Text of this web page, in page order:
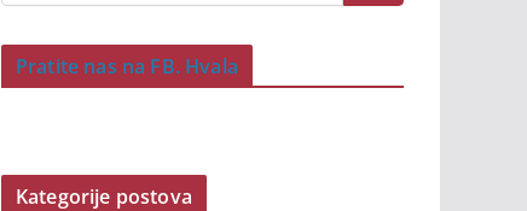
Pratite nas na FB. Hvala
Kategorije postova